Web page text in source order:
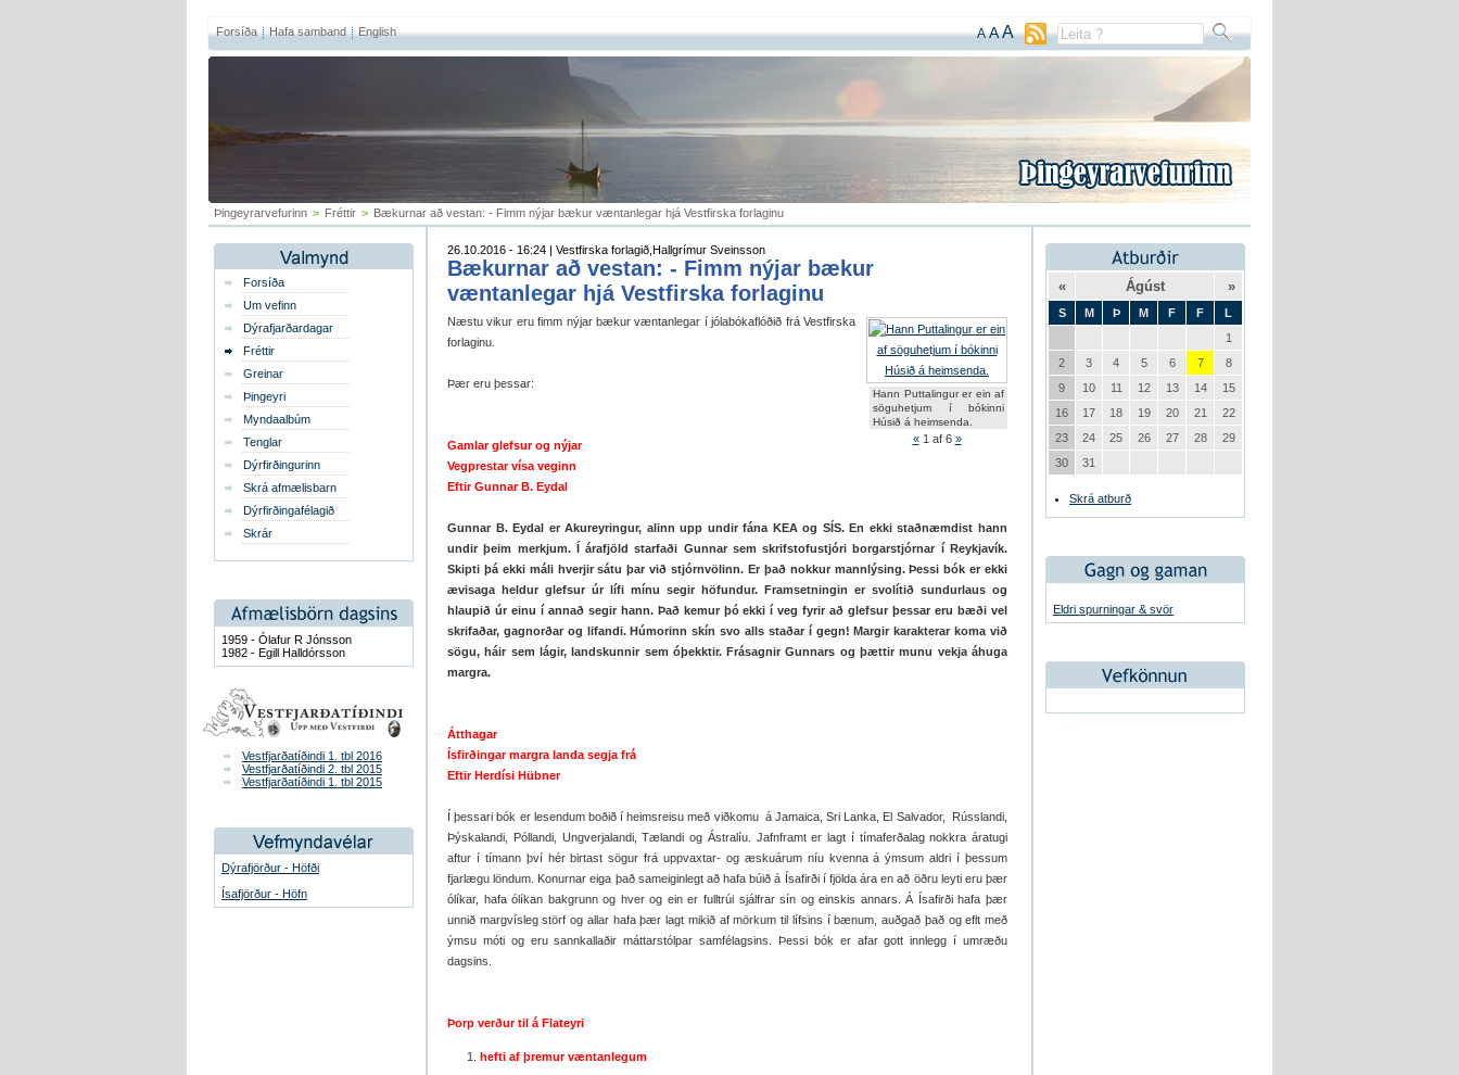
Forsíða Hafa samband English A AA
Þingeyrarvefurinn > Fréttir > Bækurnar að vestan: - Fimm nýjar bækur væntanlegar hjá Vestfirska forlaginu
Forsíða
Um vefinn
Dýrafjarðardagar
Fréttir
Greinar
Þingeyri
Myndaalbúm
Tenglar
Dýrfirðingurinn
Skrá afmælisbarn
Dýrfirðingafélagið
Skrár
1959 - Ólafur R Jónsson
1982 - Egill Halldórsson
Vestfjarðatíðindi 1. tbl 2016
Vestfjarðatíðindi 2. tbl 2015
Vestfjarðatíðindi 1. tbl 2015
Dýrafjörður - Höfði
Ísafjörður - Höfn
26.10.2016 - 16:24 | Vestfirska forlagið,Hallgrímur Sveinsson
Bækurnar að vestan: - Fimm nýjar bækur
væntanlegar hjá Vestfirska forlaginu
Hann Puttalingur er ein af
söguhetjum í bókinni
Húsið á heimsenda.
« 1 af 6 »
Næstu vikur eru fimm nýjar bækur væntanlegar í jólabókaflóðið frá Vestfirska
forlaginu.
Þær eru þessar:
Gamlar glefsur og nýjar
Vegprestar vísa veginn
Eftir Gunnar B. Eydal
Gunnar B. Eydal er Akureyringur, alinn upp undir fána KEA og SÍS. En ekki staðnæmdist hann
undir þeim merkjum. Í árafjöld starfaði Gunnar sem skrifstofustjóri borgarstjórnar í Reykjavík.
Skipti þá ekki máli hverjir sátu þar við stjórnvölinn. Er það nokkur mannlýsing. Þessi bók er ekki
ævisaga heldur glefsur úr lífi mínu segir höfundur. Framsetningin er svolítið sundurlaus og
hlaupið úr einu í annað segir hann. Það kemur þó ekki í veg fyrir að glefsur þessar eru bæði vel
skrifaðar, gagnorðar og lifandi. Húmorinn skín svo alls staðar í gegn! Margir karakterar koma við
sögu, háir sem lágir, landskunnir sem óþekktir. Frásagnir Gunnars og þættir munu vekja áhuga
margra.
Átthagar
Ísfirðingar margra landa segja frá
Eftir Herdísi Hübner
Í þessari bók er lesendum boðið í heimsreisu með viðkomu á Jamaica, Sri Lanka, El Salvador, Rússlandi,
Þýskalandi, Póllandi, Ungverjalandi, Tælandi og Ástralíu. Jafnframt er lagt í tímaferðalag nokkra áratugi
aftur í tímann því hér birtast sögur frá uppvaxtar- og æskuárum níu kvenna á ýmsum aldri í þessum
fjarlægu löndum. Konurnar eiga það sameiginlegt að hafa búið á Ísafirði í fjölda ára en að öðru leyti eru þær
ólíkar, hafa ólíkan bakgrunn og hver og ein er fulltrúi sjálfrar sín og einskis annars. Á Ísafirði hafa þær
unnið margvísleg störf og allar hafa þær lagt mikið af mörkum til lífsins í bænum, auðgað það og eflt með
ýmsu móti og eru sannkallaðir máttarstólpar samfélagsins. Þessi bók er afar gott innlegg í umræðu
dagsins.
Þorp verður til á Flateyri
hefti af þremur væntanlegum
« Ágúst »
S M Þ M F F
L
1
2
3 4 5 6 7
8
9
10 11 12 13 14
15
16
17 18 19 20 21
22
23
24 25 26 27 28
29
30
31
Skrá atburð
Eldri spurningar & svör